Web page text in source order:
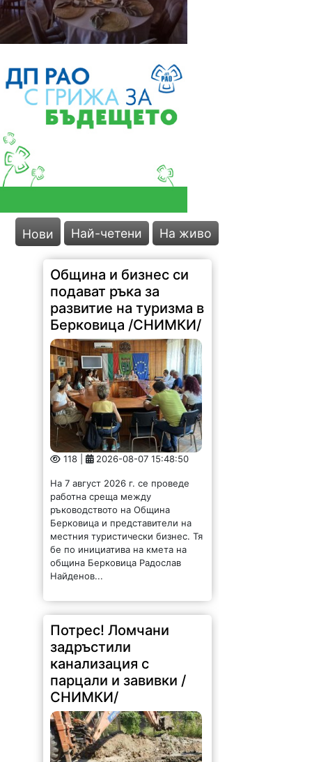
Нови Най-четени На живо
Община и бизнес си
подават ръка за
развитие на туризма в
Берковица /СНИМКИ/
118 | 2026-08-07 15:48:50
На 7 август 2026 г. се проведе
работна среща между
ръководството на Община
Берковица и представители на
местния туристически бизнес. Тя
бе по инициатива на кмета на
община Берковица Радослав
Найденов...
Потрес! Ломчани
задръстили
канализация с
парцали и завивки /
СНИМКИ/